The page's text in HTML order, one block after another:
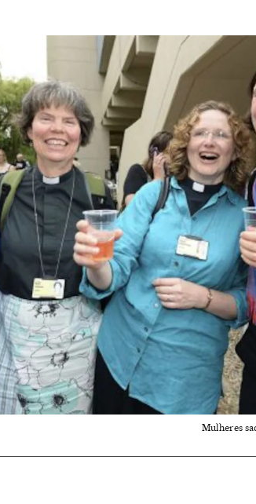
Mulheres